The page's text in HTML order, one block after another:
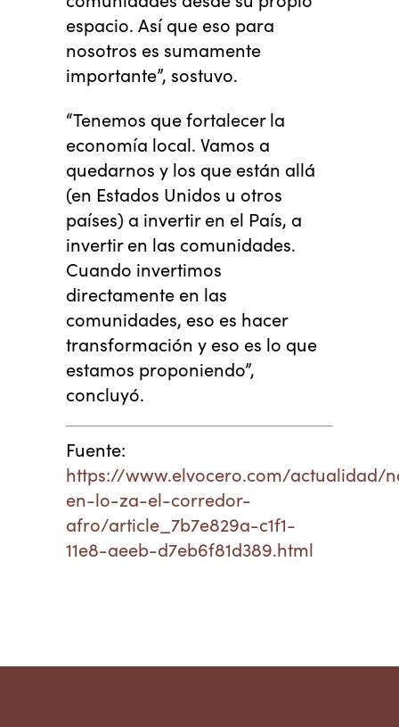
espacio. Así que eso para
nosotros es sumamente
importante”, sostuvo.
“Tenemos que fortalecer la
economía local. Vamos a
quedarnos y los que están allá
(en Estados Unidos u otros
países) a invertir en el País, a
invertir en las comunidades.
Cuando invertimos
directamente en las
comunidades, eso es hacer
transformación y eso es lo que
estamos proponiendo”,
concluyó.
Fuente:
https://www.elvocero.com/actualidad/
en-lo-za-el-corredor-
afro/article_7b7e829a-c1f1-
11e8-aeeb-d7eb6f81d389.html